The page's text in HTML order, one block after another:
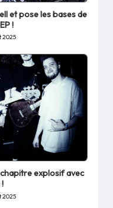
et pose les bases de
!
2025
explosif avec
2025